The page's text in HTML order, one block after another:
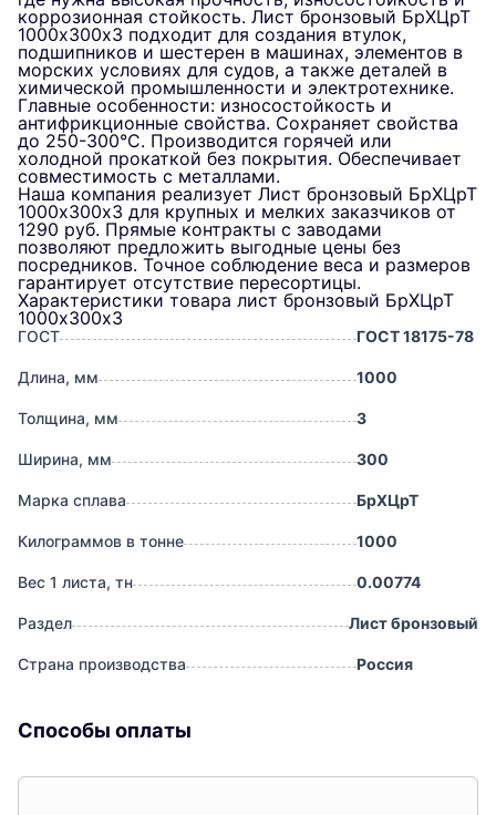
коррозионная стойкость. Лист бронзовый БрХЦрТ
1000х300х3 подходит для создания втулок,
подшипников и шестерен в машинах, элементов в
морских условиях для судов, а также деталей в
химической промышленности и электротехнике.
Главные особенности: износостойкость и
антифрикционные свойства. Сохраняет свойства
до 250-300°C. Производится горячей или
холодной прокаткой без покрытия. Обеспечивает
совместимость с металлами.
Наша компания реализует Лист бронзовый БрХЦрТ
1000х300х3 для крупных и мелких заказчиков от
1290 руб. Прямые контракты с заводами
позволяют предложить выгодные цены без
посредников. Точное соблюдение веса и размеров
гарантирует отсутствие пересортицы.
Характеристики товара лист бронзовый БрХЦрТ
1000х300х3
ГОСТ ГОСТ 18175-78
Длина, мм 1000
Толщина, мм 3
Ширина, мм 300
Марка сплава БрХЦрТ
Килограммов в тонне 1000
Вес 1 листа, тн 0.00774
Раздел Лист бронзовый
Страна производства Россия
Способы оплаты